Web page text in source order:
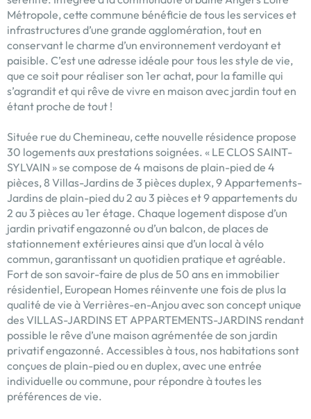
Métropole, cette commune bénéficie de tous les services et
infrastructures d’une grande agglomération, tout en
conservant le charme d’un environnement verdoyant et
paisible. C’est une adresse idéale pour tous les style de vie,
que ce soit pour réaliser son 1er achat, pour la famille qui
s’agrandit et qui rêve de vivre en maison avec jardin tout en
étant proche de tout !
Située rue du Chemineau, cette nouvelle résidence propose
30 logements aux prestations soignées. « LE CLOS SAINT-
SYLVAIN » se compose de 4 maisons de plain-pied de 4
pièces, 8 Villas-Jardins de 3 pièces duplex, 9 Appartements-
Jardins de plain-pied du 2 au 3 pièces et 9 appartements du
2 au 3 pièces au 1er étage. Chaque logement dispose d’un
jardin privatif engazonné ou d’un balcon, de places de
stationnement extérieures ainsi que d’un local à vélo
commun, garantissant un quotidien pratique et agréable.
Fort de son savoir-faire de plus de 50 ans en immobilier
résidentiel, European Homes réinvente une fois de plus la
qualité de vie à Verrières-en-Anjou avec son concept unique
des VILLAS-JARDINS ET APPARTEMENTS-JARDINS rendant
possible le rêve d’une maison agrémentée de son jardin
privatif engazonné. Accessibles à tous, nos habitations sont
conçues de plain-pied ou en duplex, avec une entrée
individuelle ou commune, pour répondre à toutes les
préférences de vie.